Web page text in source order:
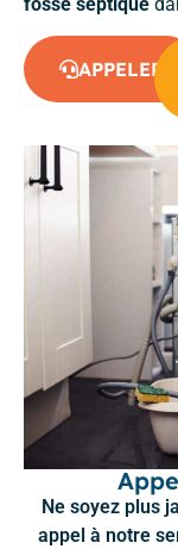
APPELER
Ne soyez plus
appel à notre